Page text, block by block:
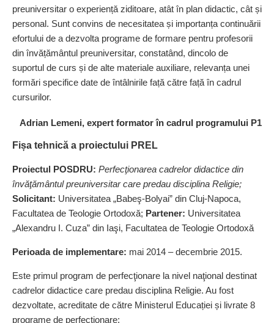
preuniversitar o experiență ziditoare, atât în plan didactic, cât și
personal. Sunt convins de necesitatea și importanța continuării
efortului de a dezvolta programe de formare pentru profesorii
din învățământul preuniversitar, constatând, dincolo de
suportul de curs și de alte materiale auxiliare, relevanța unei
formări specifice date de întâlnirile față către față în cadrul
cursurilor.
Adrian Lemeni, expert formator în cadrul programului P1
Fișa tehnică a proiectului PREL
Proiectul POSDRU: Perfecţionarea cadrelor didactice din
învăţământul preuniversitar care predau disciplina Religie;
Solicitant: Universitatea „Babeş‑Bolyai” din Cluj‑Napoca,
Facultatea de Teologie Ortodoxă; Partener: Universitatea
„Alexandru I. Cuza” din Iaşi, Facultatea de Teologie Ortodoxă
Perioada de implementare: mai 2014 – decembrie 2015.
Este primul program de perfecţionare la nivel naţional destinat
cadrelor didactice care predau disciplina Religie. Au fost
dezvoltate, acreditate de către Ministerul Educației și livrate 8
programe de perfecţionare: